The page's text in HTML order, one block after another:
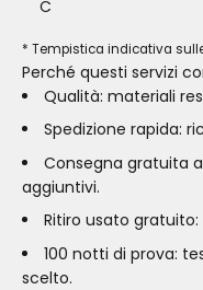
C
* Tempistica indicativa
Perché questi servizi
Qualità: materiali
Spedizione rapida:
Consegna gratuita
aggiuntivi.
Ritiro usato
100 notti di prova:
scelto.